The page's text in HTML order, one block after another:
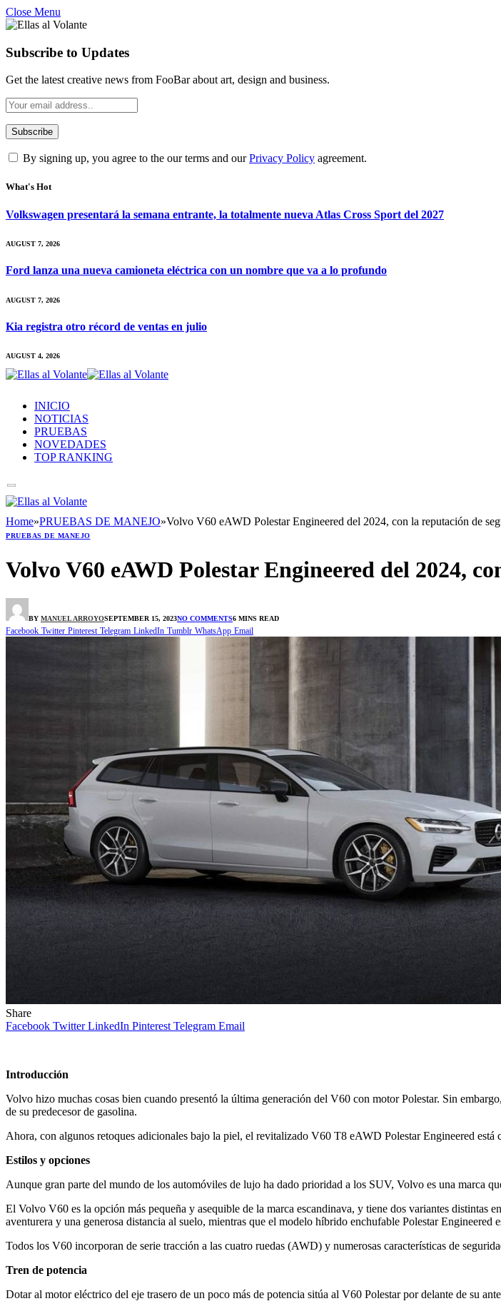
Close Menu
Subscribe to Updates
Get the latest creative news from FooBar about art, design and business.
By signing up, you agree to the our terms and ourPrivacy Policy agreement.
What's Hot
Volkswagen presentará la semana entrante, la totalmente nueva Atlas Cross Sport del 2027
AUGUST 7, 2026
Ford lanza una nueva camioneta eléctrica con un nombre que va a lo profundo
AUGUST 7, 2026
Kia registra otro récord de ventas en julio
AUGUST 4, 2026
INICIO
NOTICIAS
PRUEBAS
NOVEDADES
TOP RANKING
Home»PRUEBAS DE MANEJO»Volvo V60 eAWD Polestar Engineered del 2024, con la reputación de
PRUEBAS DE MANEJO
Volvo V60 eAWD Polestar Engineered del 2024,
BY MANUEL ARROYOSEPTEMBER 15, 2023NO COMMENTS6 MINS READ
Facebook Twitter Pinterest Telegram LinkedIn Tumblr WhatsApp Email
Share
Facebook Twitter LinkedIn Pinterest Telegram Email
Introducción
Volvo hizo muchas cosas bien cuando presentó la última generación del V60 con motor Polestar. Sin
de su predecesor de gasolina.
Ahora, con algunos retoques adicionales bajo la piel, el revitalizado V60 T8 eAWD Polestar Engineered está
Estilos y opciones
Aunque gran parte del mundo de los automóviles de lujo ha dado prioridad a los SUV, Volvo es una marca
El Volvo V60 es la opción más pequeña y asequible de la marca escandinava, y tiene dos variantes distintas
aventurera y una generosa distancia al suelo, mientras que el modelo híbrido enchufable Polestar Engineered
Todos los V60 incorporan de serie tracción a las cuatro ruedas (AWD) y numerosas características de
Tren de potencia
Dotar al motor eléctrico del eje trasero de un poco más de potencia sitúa al V60 Polestar por delante de su